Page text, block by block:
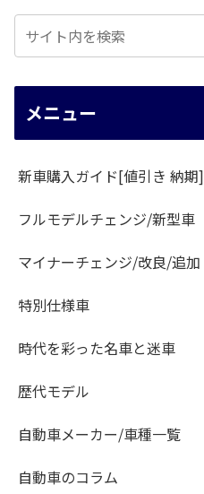
メニュー
新車購入ガイド[値引き 納期]
フルモデルチェンジ/新型車
マイナーチェンジ/改良/追加
特別仕様車
時代を彩った名車と迷車
歴代モデル
自動車メーカー/車種一覧
自動車のコラム